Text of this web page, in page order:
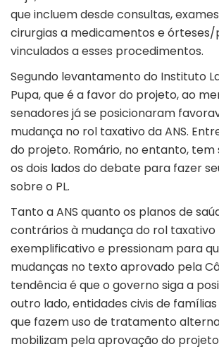
que incluem desde consultas,
cirurgias a medicamentos e
vinculados a esses procedimentos.
Segundo levantamento do Instituto
Pupa, que é a favor do projeto, ao
senadores já se posicionaram
mudança no rol taxativo da ANS.
do projeto. Romário, no entanto, tem
os dois lados do debate para fazer
sobre o PL.
Tanto a ANS quanto os planos de
contrários à mudança do rol taxativo
exemplificativo e pressionam para
mudanças no texto aprovado pela
tendência é que o governo siga a
outro lado, entidades civis de
que fazem uso de tratamento
mobilizam pela aprovação do